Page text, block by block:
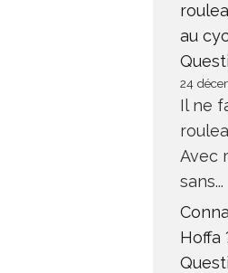
au
24
Il ne
Avec
sans...
Hoffa